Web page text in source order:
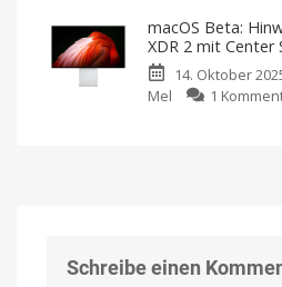
sofort
im
Handel
macOS Beta:
XDR 2 mit Center
14. Oktober
Mel
1
Schreibe einen